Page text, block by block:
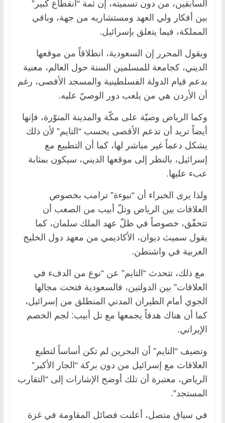
السابقين، من دون تسميته، إن ثمة “انقطاع كبير”
بين أفكار ولي العهد ومستشاريه من جهة، وباقي
المملكة، فيما يتعلق بإسرائيل.
ويقول المحرر إن السعودية، انطلاقاً من موقعها
الديني، كجامعة للمسلمين السنة حول العالم، معنية
بدعم قيام الدولة الفسلطينية والمسجد الأقصى، رغم
أن الأردن هي من يلعب دور الوصيّ عليه.
وكما الرياض وصيّة على مكّة والمدينة المنوّرة، فإنها
أيضاً تريد أن تدعم الأقصى بحسب “التايم” لأن ذلك
يشكل دعماً غير مباشر لها، كما أن التطبيع مع
إسرائيل، بالنظر إلى موقعها الديني، سيكون بمثابة
عبء عليها.
ولذا يرى الخبراء أن “نبوءة” ترامب بخصوص
العلاقات بين الرياض وتلّ أبيب من الصعب أن
تتحقّق، خصوصاً في ظلّ عهد الملك سلمان، كما
يقول سميث ديوان، الأكاديمي من معهد دول الخليج
العربية في واشنطن.
مع ذلك، تتحدث “التايم” عن “نوع من الدفء في
العلاقات” بين الدولتين، فالسعودية فتحت مجالها
الجوي أمام الطيران المدني المنطلق من إسرائيل،
كما أن هناك هدفاً يجمعها مع تل أبيب: لجم الخصم
الإيراني.
وتضيف “التايم” أن البحرين لم تكن أساساً لتطبع
العلاقات مع إسرائيل من دون بركة “الجار الأكبر”
الرياض، معتبرة أن تلك أوضح الإشارات إلى “التقارب
المستجد”.
في سياق متصل، أعلنت فصائل المقاومة في غزة